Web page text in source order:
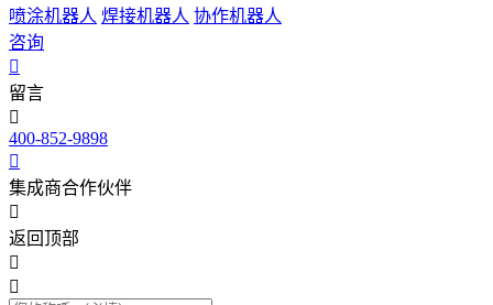
喷涂机器人 焊接机器人 协作机器人
咨询
留言
400-852-9898
集成商合作伙伴
返回顶部